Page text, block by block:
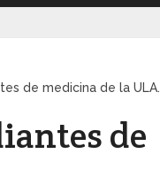
de medicina de la ULA.
de